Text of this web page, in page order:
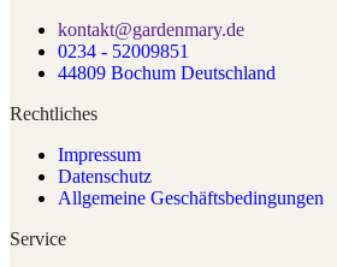
kontakt@gardenmary.de
0234 - 52009851
44809 Bochum Deutschland
Rechtliches
Impressum
Datenschutz
Allgemeine Geschäftsbedingungen
Service